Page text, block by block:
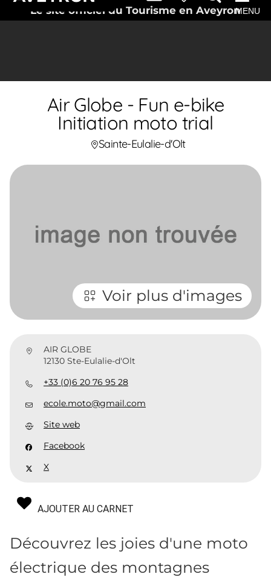
Le site officiel du Tourisme en AveyronMENU
Air Globe - Fun e-bike
Initiation moto trial
Sainte-Eulalie-d'Olt
Voir plus d'images
AIR GLOBE
12130 Ste-Eulalie-d'Olt
+33 (0)6 20 76 95 28
ecole.moto@gmail.com
Site web
Facebook
X
AJOUTER AU CARNET
Découvrez les joies d'une moto
électrique des montagnes